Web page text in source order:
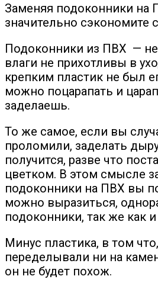
Заменяя подоконники на
значительно сэкономите
Подоконники из ПВХ — не
влаги не прихотливы в
крепким пластик не был
можно поцарапать и
заделаешь.
То же самое, если вы
проломили, заделать
получится, разве что
цветком. В этом смысле
подоконники на ПВХ вы
можно выразиться,
подоконники, так же как
Минус пластика, в том
переделывали ни на
он не будет похож.